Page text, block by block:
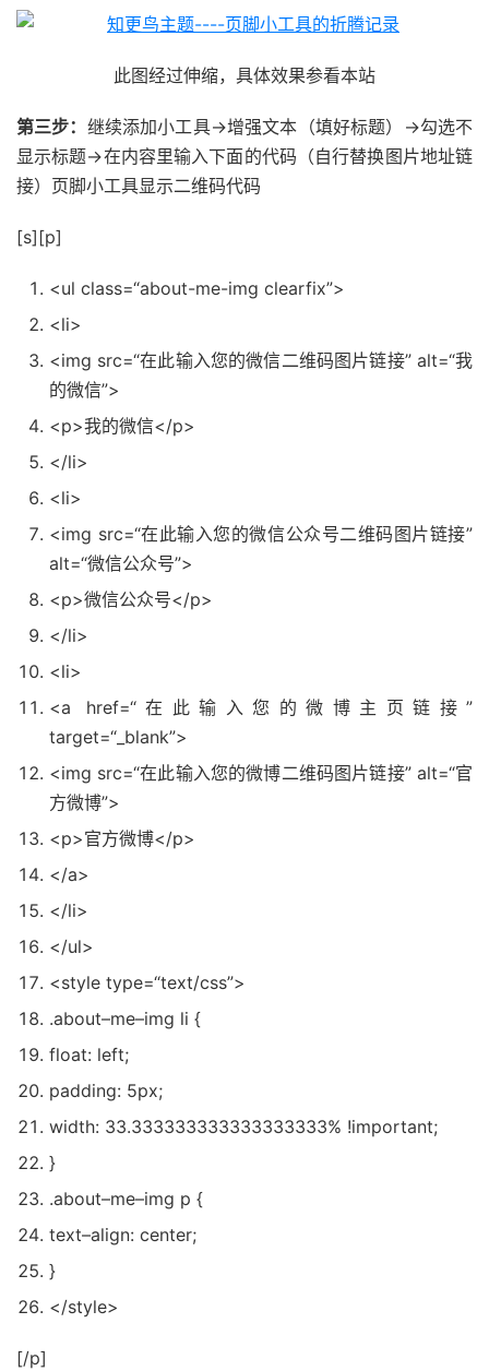
此图经过伸缩，具体效果参看本站
第三步： 继续添加小工具→增强文本（填好标题）→勾选不
显示标题→在内容里输入下面的代码（自行替换图片地址链
接）页脚小工具显示二维码代码
[s][p]
<ul class=“about-me-img clearfix”>
<li>
<img src=“在此输入您的微信二维码图片链接” alt=“我
的微信”>
<p>我的微信</p>
</li>
<li>
<img src=“在此输入您的微信公众号二维码图片链接”
alt=“微信公众号”>
<p>微信公众号</p>
</li>
<li>
<a
href=“在此输入您的微博主页链接”
target=“_blank”>
<img src=“在此输入您的微博二维码图片链接” alt=“官
方微博”>
<p>官方微博</p>
</a>
</li>
</ul>
<style type=“text/css”>
.about–me–img li {
float: left;
padding: 5px;
width: 33.333333333333333333% !important;
}
.about–me–img p {
text–align: center;
}
</style>
[/p]